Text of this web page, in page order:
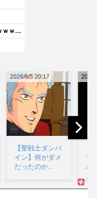
【動画】女子「勃ってんじゃん笑」男子「うるさい//」女子「キャハハ！」→フ●ラ開始ｗｗｗｗｗｗｗｗｗｗ
2026/8/5 20:14
【ラブライ
ブ！】【画像】
ポニテの矢澤に